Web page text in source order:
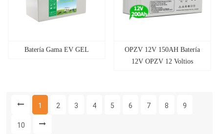
Batería Gama EV GEL
OPZV 12V 150AH Batería
12V OPZV 12 Voltios
1 2 3 4 5 6 7 8 9
10